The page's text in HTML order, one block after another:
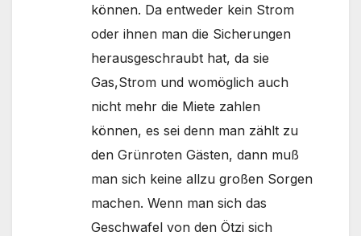
können. Da entweder kein Strom
oder ihnen man die Sicherungen
herausgeschraubt hat, da sie
Gas,Strom und womöglich auch
nicht mehr die Miete zahlen
können, es sei denn man zählt zu
den Grünroten Gästen, dann muß
man sich keine allzu großen Sorgen
machen. Wenn man sich das
Geschwafel von den Ötzi sich